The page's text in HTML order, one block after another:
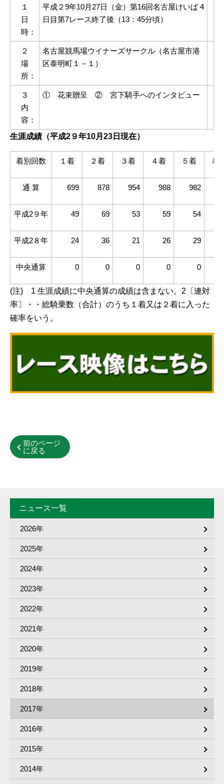
１
日
時：
平成２9年10月27日（金）第16回名古屋けいば 4
日目第7レース終了後（13：45分頃）
２
場
所：
名古屋競馬場ウイナーズサークル（名古屋市港
区泰明町１－１）
３
内
容：
① 花束贈呈 ② 宮下騎手へのインタビュー
生涯成績（平成2９年10月23日現在）
着別回数 １着 ２着 ３着 ４着 ５着 着
通 算 699 878 954 988 982
平成2９年 49 69 53 59 54
平成2８年 24 36 21 26 29
中央通算 0 0 0 0 0
(注) 1 生涯成績に中央通算の成績は含まない。 2〔連対
率〕・・総騎乗数（合計）のうち１着又は２着に入った
確率をいう。
前のページ
に戻る
ニュース一覧
2026年
2025年
2024年
2023年
2022年
2021年
2020年
2019年
2018年
2017年
2016年
2015年
2014年